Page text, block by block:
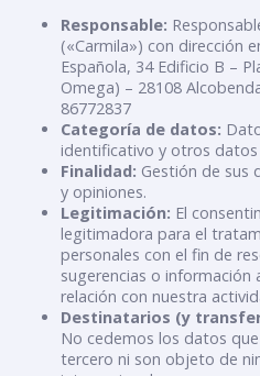
Responsable:
(«Carmila») con dirección
Española, 34 Edificio B –
Omega) – 28108
86772837
Categoría de datos:
identificativo y otros
Finalidad: Gestión de sus
y opiniones.
Legitimación: El
legitimadora para el
personales con el fin de
sugerencias o información
relación con nuestra
Destinatarios (y
No cedemos los datos
tercero ni son objeto de